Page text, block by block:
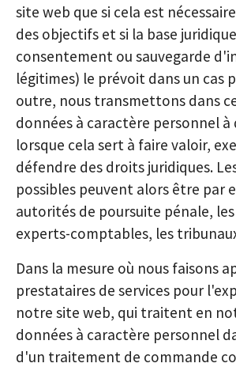
site web que si cela est
des objectifs et si la base
consentement ou sauvegarde
légitimes) le prévoit dans un cas
outre, nous transmettons dans
données à caractère personnel à
lorsque cela sert à faire valoir,
défendre des droits juridiques.
possibles peuvent alors être par
autorités de poursuite pénale,
experts-comptables, les
Dans la mesure où nous faisons
prestataires de services pour
notre site web, qui traitent en
données à caractère personnel
d'un traitement de commande